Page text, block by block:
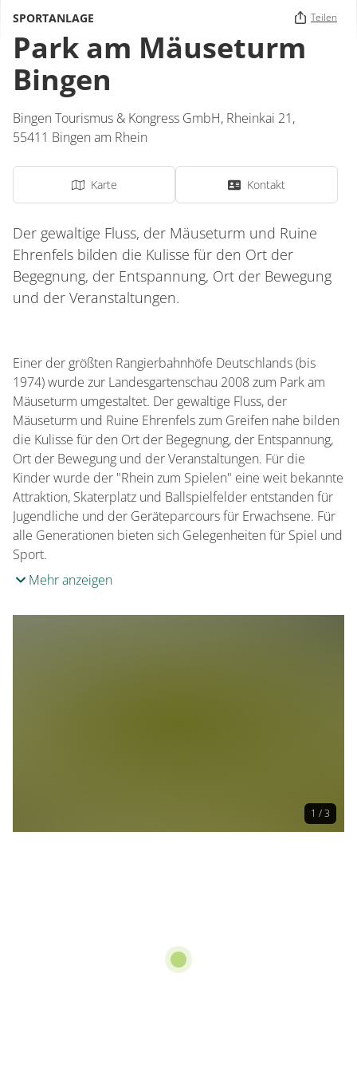
SPORTANLAGE Teilen
Park am Mäuseturm
Bingen
Bingen Tourismus & Kongress GmbH, Rheinkai 21,
55411 Bingen am Rhein
Karte Kontakt
Der gewaltige Fluss, der Mäuseturm und Ruine
Ehrenfels bilden die Kulisse für den Ort der
Begegnung, der Entspannung, Ort der Bewegung
und der Veranstaltungen.
Einer der größten Rangierbahnhöfe Deutschlands (bis
1974) wurde zur Landesgartenschau 2008 zum Park am
Mäuseturm umgestaltet. Der gewaltige Fluss, der
Mäuseturm und Ruine Ehrenfels zum Greifen nahe bilden
die Kulisse für den Ort der Begegnung, der Entspannung,
Ort der Bewegung und der Veranstaltungen. Für die
Kinder wurde der "Rhein zum Spielen" eine weit bekannte
Attraktion, Skaterplatz und Ballspielfelder entstanden für
Jugendliche und der Geräteparcours für Erwachsene. Für
alle Generationen bieten sich Gelegenheiten für Spiel und
Sport.
Mehr anzeigen
1 / 3